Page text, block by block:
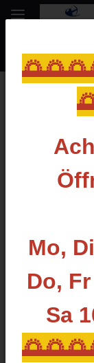
Mo,
Do,
Sa
Zurück zur Liste